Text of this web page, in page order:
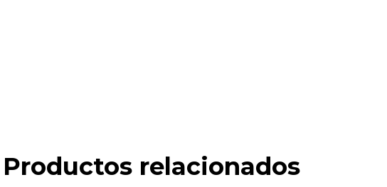
Productos relacionados